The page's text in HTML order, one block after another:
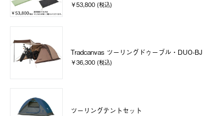
￥53,800 (税込)
Tradcanvas ツーリングドゥーブル・DUO-BJ
￥36,300 (税込)
ツーリングテントセット